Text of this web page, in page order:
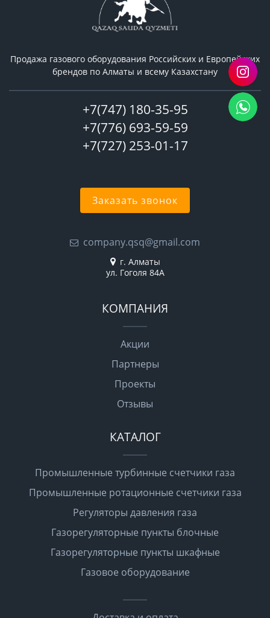
Продажа газового оборудования Российcких и Европейских
брендов по Алматы и всему Казахстану
+7(747) 180-35-95
+7(776) 693-59-59
+7(727) 253-01-17
Заказать звонок
company.qsq@gmail.com
г. Алматы
ул. Гоголя 84А
КОМПАНИЯ
Акции
Партнеры
Проекты
Отзывы
КАТАЛОГ
Промышленные турбинные счетчики газа
Промышленные ротационные счетчики газа
Регуляторы давления газа
Газорегуляторные пункты блочные
Газорегуляторные пункты шкафные
Газовое оборудование